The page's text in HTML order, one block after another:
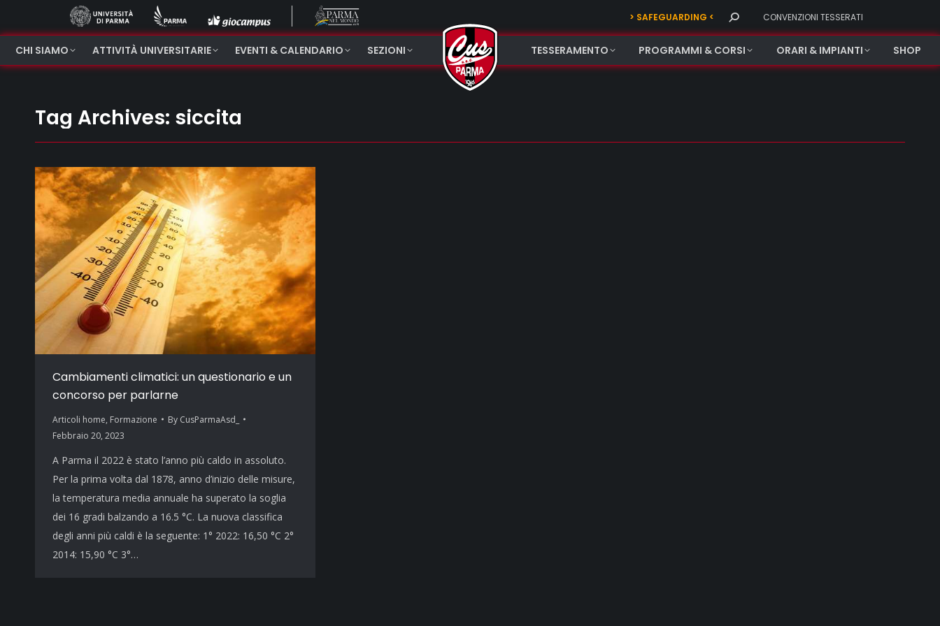
> SAFEGUARDING < Search: CONVENZIONI TESSERATI
CHI SIAMO ATTIVITÀ UNIVERSITARIE EVENTI & CALENDARIO SEZIONI TESSERAMENTO PROGRAMMI & CORSI ORARI & IMPIANTI SHOP
Tag Archives: siccita
Cambiamenti climatici: un questionario e un
concorso per parlarne
Articoli home, Formazione By CusParmaAsd_
Febbraio 20, 2023
A Parma il 2022 è stato l’anno più caldo in assoluto.
Per la prima volta dal 1878, anno d’inizio delle misure,
la temperatura media annuale ha superato la soglia
dei 16 gradi balzando a 16.5 °C. La nuova classifica
degli anni più caldi è la seguente: 1° 2022: 16,50 °C 2°
2014: 15,90 °C 3°…